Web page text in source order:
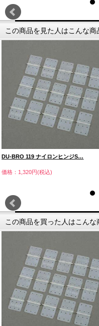
この商品を見た人はこんな商
DU-BRO 119 ナイロンヒンジS…
価格：1,320円(税込)
この商品を買った人はこん